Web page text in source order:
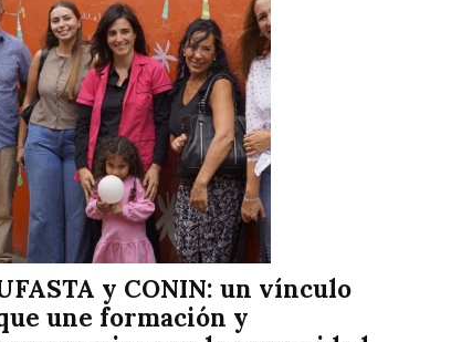
y CONIN: un vínculo
une formación y